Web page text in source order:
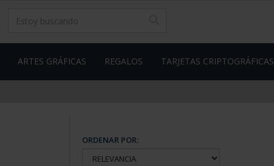
ARTES GRÁFICAS REGALOS TARJETAS CRIPTOGRÁFICAS
ORDENAR POR: